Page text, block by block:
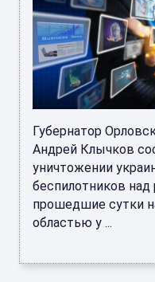
Губернатор
Андрей Клычков
уничтожении
беспилотников над
прошедшие сутки
областью у ...